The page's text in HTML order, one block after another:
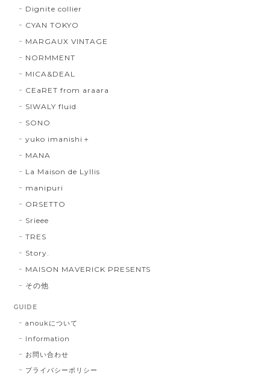
Dignite collier
CYAN TOKYO
MARGAUX VINTAGE
NORMMENT
MICA&DEAL
CEaRET from araara
SIWALY fluid
SONO
yuko imanishi＋
MANA
La Maison de Lyllis
manipuri
ORSETTO
Srieee
TRES
Story.
MAISON MAVERICK PRESENTS
その他
GUIDE
anoukについて
Information
お問い合わせ
プライバシーポリシー